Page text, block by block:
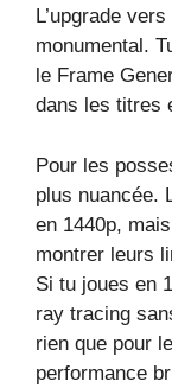
L’upgrade
monumental.
le Frame
dans les titres
Pour les
plus nuancée.
en 1440p,
montrer leurs
Si tu joues en
ray tracing
rien que pour
performance